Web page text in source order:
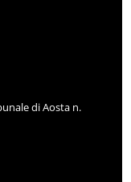
di Aosta n.